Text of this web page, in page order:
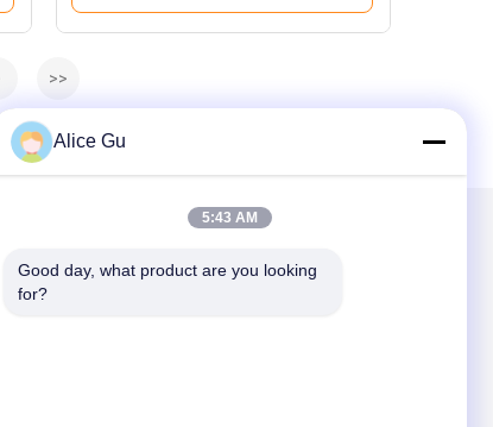
>>
জিয়াংসু
Alice Gu
5:43 AM
Good day, what product are you looking
for?